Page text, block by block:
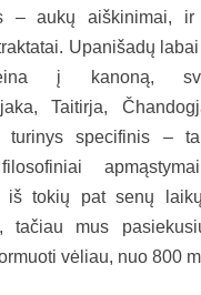
– aukų aiškinimai,
Upanišadų
į kanoną,
Taitirja,
turinys specifinis –
iš tokių pat senų
tačiau mus
vėliau, nuo 800